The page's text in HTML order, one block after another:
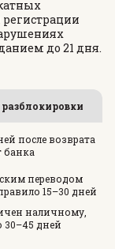
до 21 дня.
после возврата
банка
переводом
15–30 дней
наличному,
30–45 дней